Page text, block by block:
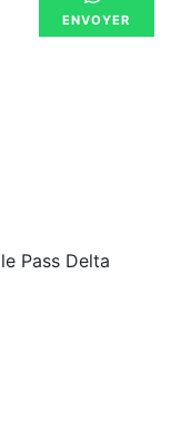
ENVOYER
Pass Delta